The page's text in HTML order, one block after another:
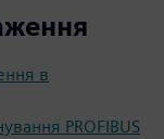
в
PROFIBUS